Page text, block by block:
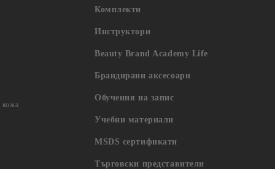
кожа
Комплекти
Инструктори
Beauty Brand Academy Life
Брандирани аксесоари
Обучения на запис
Учебни материали
MSDS сертификати
Търговски представители